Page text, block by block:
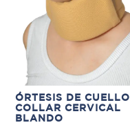
ÓRTESIS DE CUELLO
COLLAR CERVICAL
BLANDO